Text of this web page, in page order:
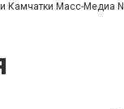
Камчатки Масс-Медиа